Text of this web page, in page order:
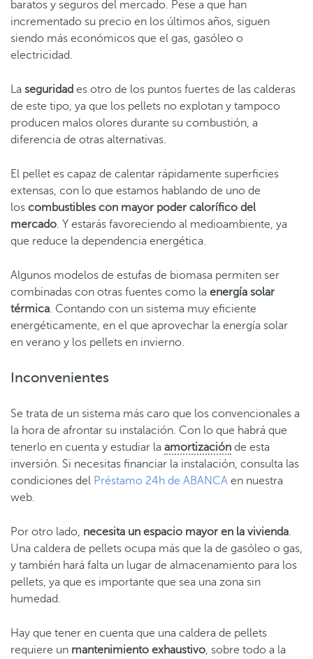
baratos y seguros del mercado. Pese a que han
incrementado su precio en los últimos años, siguen
siendo más económicos que el gas, gasóleo o
electricidad.
La seguridad es otro de los puntos fuertes de las calderas
de este tipo, ya que los pellets no explotan y tampoco
producen malos olores durante su combustión, a
diferencia de otras alternativas.
El pellet es capaz de calentar rápidamente superficies
extensas, con lo que estamos hablando de uno de
los combustibles con mayor poder calorífico del
mercado . Y estarás favoreciendo al medioambiente, ya
que reduce la dependencia energética.
Algunos modelos de estufas de biomasa permiten ser
combinadas con otras fuentes como la energía solar
térmica . Contando con un sistema muy eficiente
energéticamente, en el que aprovechar la energía solar
en verano y los pellets en invierno.
Inconvenientes
Se trata de un sistema más caro que los convencionales a
la hora de afrontar su instalación. Con lo que habrá que
tenerlo en cuenta y estudiar la amortización de esta
inversión. Si necesitas financiar la instalación, consulta las
condiciones del Préstamo 24h de ABANCA en nuestra
web.
Por otro lado, necesita un espacio mayor en la vivienda
Una caldera de pellets ocupa más que la de gasóleo o gas,
y también hará falta un lugar de almacenamiento para los
pellets, ya que es importante que sea una zona sin
humedad.
Hay que tener en cuenta que una caldera de pellets
requiere un mantenimiento exhaustivo , sobre todo a la